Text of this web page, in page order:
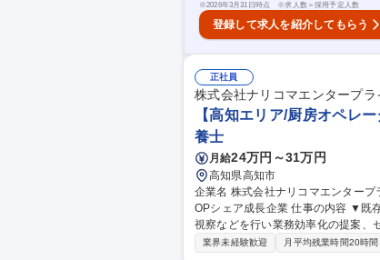
※2026年3月31日時点 ※求人数＝採用予定人数
登録して求人を紹介してもらう
正社員
株式会社ナリコマエンタープラ
【高知エリア/厨房オペレ
養士
月給24万円～31万円
高知県高知市
企業名 株式会社ナリコマエンタープライズ 求人名 【高知エリア/厨房オペレーター】厨房経験
OPシェア成長企業 仕事の内容 ▼既存施設のお客様に定期訪問するアドバイザーと同行し、業務整理の提案や厨房
視察などを行い業務効率化の提案、セミナー
導入時にはサポートに入って、商
業界未経験歓迎 月平均残業時間20時間